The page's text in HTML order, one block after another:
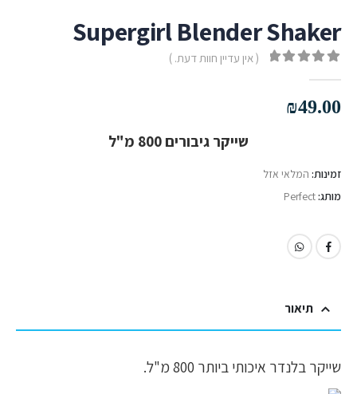
Supergirl Blender Shaker
( אין עדיין חוות דעת. )
₪49.00
שייקר גיבורים 800 מ"ל
זמינות: המלאי אזל
מותג:Perfect
תיאור
שייקר בלנדר איכותי ביותר 800 מ"ל.